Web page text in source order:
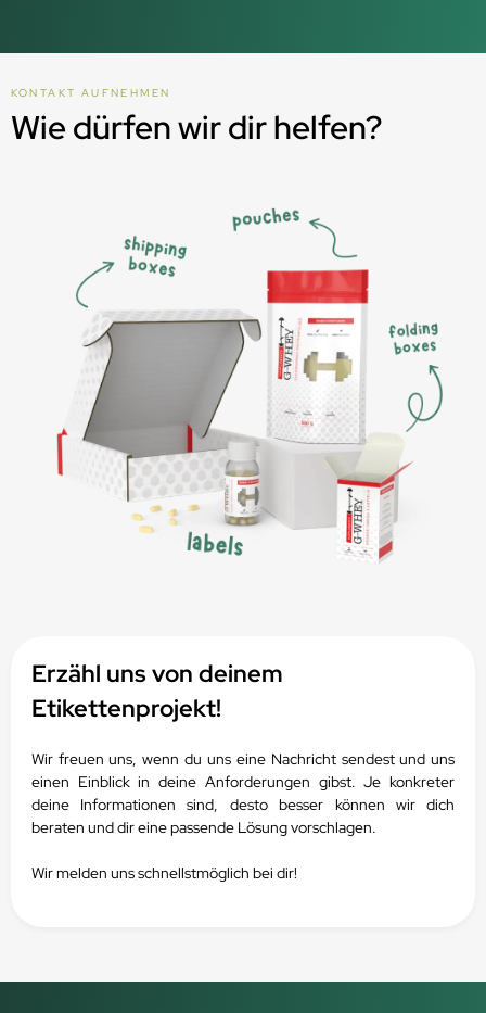
KONTAKT AUFNEHMEN
Wie dürfen wir dir helfen?
Erzähl uns von deinem
Etikettenprojekt!
Wir freuen uns, wenn du uns eine Nachricht sendest und uns
einen Einblick in deine Anforderungen gibst.Je konkreter
deine Informationen sind, desto besser können wir dich
beraten und dir eine passende Lösung vorschlagen.
Wir melden uns schnellstmöglich bei dir!